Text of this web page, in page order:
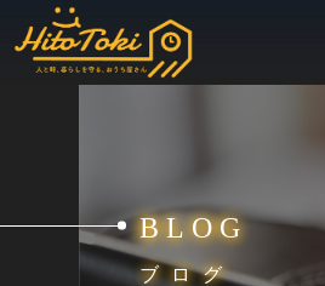
BLOG
ブログ